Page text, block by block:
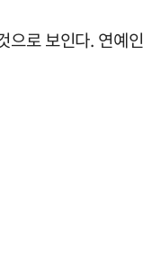
로 보인다. 연예